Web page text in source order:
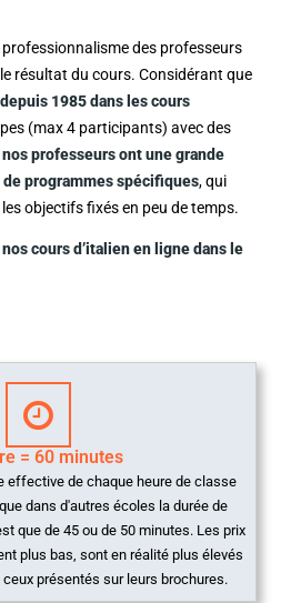
des professeurs
résultat du cours. Considérant que
1985 dans les cours
(max 4 participants) avec des
nos professeurs ont une grande
programmes spécifiques, qui
objectifs fixés en peu de temps.
cours d’italien en ligne dans le
= 60 minutes
effective de chaque heure de classe
dans d'autres écoles la durée de
que de 45 ou de 50 minutes. Les prix
plus bas, sont en réalité plus élevés
ceux présentés sur leurs brochures.